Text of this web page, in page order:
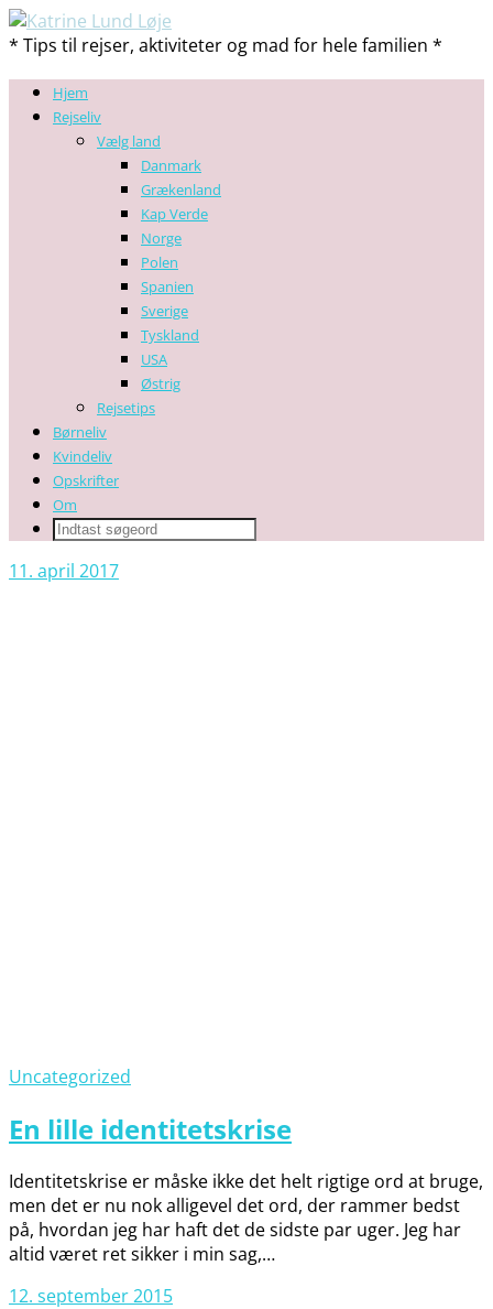
* Tips til rejser, aktiviteter og mad for hele familien *
Hjem
Rejseliv
Vælg land
Danmark
Grækenland
Kap Verde
Norge
Polen
Spanien
Sverige
Tyskland
USA
Østrig
Rejsetips
Børneliv
Kvindeliv
Opskrifter
Om
11. april 2017
Uncategorized
En lille identitetskrise
Identitetskrise er måske ikke det helt rigtige ord at bruge,
men det er nu nok alligevel det ord, der rammer bedst
på, hvordan jeg har haft det de sidste par uger. Jeg har
altid været ret sikker i min sag,…
12. september 2015